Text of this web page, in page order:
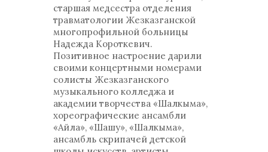
старшая медсестра отделения
травматологии Жезказганской
многопрофильной больницы
Надежда Короткевич.
Позитивное настроение дарили
своими концертными номерами
солисты Жезказганского
музыкального колледжа и
академии творчества «Шалкыма»,
хореографические ансамбли
«Айла», «Шашу», «Шалкыма»,
ансамбль скрипачей детской